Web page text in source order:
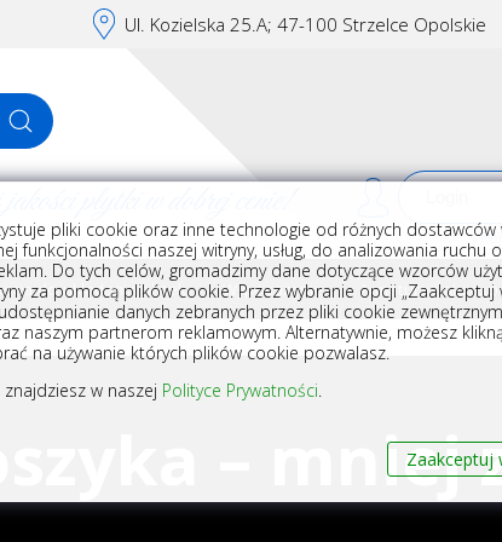
Ul. Kozielska 25.A; 47-100 Strzelce Opolskie
do układania płytek Wyposażenie Armatura i
– mniej
pliki cookie oraz inne technologie od różnych dostawców
funkcjonalności naszej witryny, usług, do analizowania ruchu
Do tych celów, gromadzimy dane dotyczące wzorców
za pomocą plików cookie. Przez wybranie opcji „Zaakceptuj
danych zebranych przez pliki cookie zewnętrznym
naszym partnerom reklamowym. Alternatywnie, możesz
na używanie których plików cookie pozwalasz.
w naszej Polityce Prywatności.
Zaakceptuj